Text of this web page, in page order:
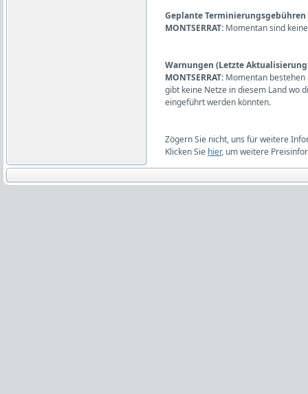
Geplante
MONTSERRAT: Momentan sind
Warnungen (Letzte
MONTSERRAT: Momentan
gibt keine Netze in diesem Land wo
eingeführt werden könnten.
Zögern Sie nicht, uns für weitere
Klicken Sie hier, um weitere